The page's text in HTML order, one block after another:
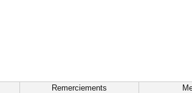
Remerciements